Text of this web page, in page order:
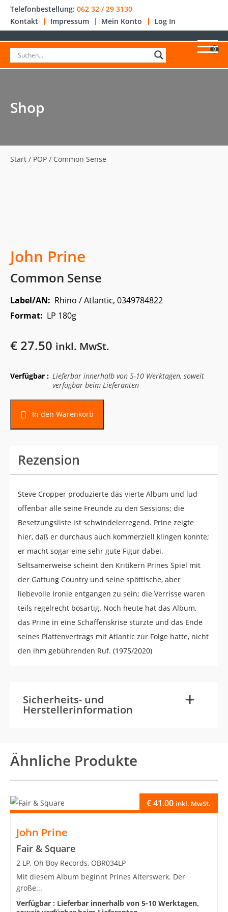
Telefonbestellung: 062 32 / 29 3130
Kontakt
Impressum Mein Konto Log In
0
Shop
Start / POP / Common Sense
John Prine
Common Sense
Label/AN: Rhino / Atlantic, 0349784822
Format: LP 180g
€ 27.50 inkl. MwSt.
Verfügbar : Lieferbar innerhalb von 5-10 Werktagen, soweit
verfügbar beim Lieferanten
In den Warenkorb
Rezension
Steve Cropper produzierte das vierte Album und lud
offenbar alle seine Freunde zu den Sessions; die
Besetzungsliste ist schwindelerregend. Prine zeigte
hier, daß er durchaus auch kommerziell klingen konnte;
er macht sogar eine sehr gute Figur dabei.
Seltsamerweise scheint den Kritikern Prines Spiel mit
der Gattung Country und seine spöttische, aber
liebevolle Ironie entgangen zu sein; die Verrisse waren
teils regelrecht bösartig. Noch heute hat das Album,
das Prine in eine Schaffenskrise stürzte und das Ende
seines Plattenvertrags mit Atlantic zur Folge hatte, nicht
den ihm gebührenden Ruf. (1975/2020)
Sicherheits- und
Herstellerinformation +
-
Ähnliche Produkte
John Prine
Fair & Square
€41.00 inkl. MwSt.
2 LP, Oh Boy Records, OBR034LP
Mit diesem Album beginnt Prines Alterswerk. Der
große...
Verfügbar : Lieferbar innerhalb von 5-10 Werktagen,